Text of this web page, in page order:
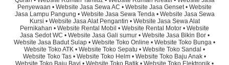
Penyewaan • Website Jasa Sewa AC • Website Jasa Genset • Website
Jasa Lampu Pangung • Website Jasa Sewa Tenda • Website Jasa Sewa
Kursi • Website Jasa Alat Pengantin • Website Jasa Sewa Alat
Pernikahan • Website Rental Mobil • Website Rental Motor • Website
Jasa Sedot WC • Website Jasa Gali sumur • Website Jasa Bikin Bor •
Website Jasa Badut Sulap • Website Toko Online • Website Toko Bunga •
Website Toko ATK • Website Toko Sepatu • Website Toko Sandal •
Website Toko Tas • Website Toko Helm • Website Toko Baju Anak •
Website Toko Baju Bayi • Website Toko Batik • Website Toko Elektronik •